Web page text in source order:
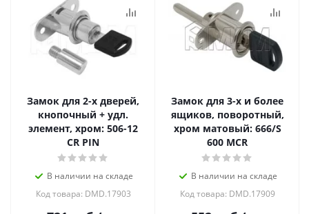
Замок для 2-х дверей,
кнопочный + удл.
элемент, хром: 506-12
CR PIN
В наличии на складе
Код товара: DMD.17903
Замок для 3-х и более
ящиков, поворотный,
хром матовый: 666/S
600 MCR
В наличии на складе
Код товара: DMD.17909